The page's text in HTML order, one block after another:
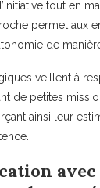
tout en
permet aux
de
veillent à
de petites
ainsi leur
avec